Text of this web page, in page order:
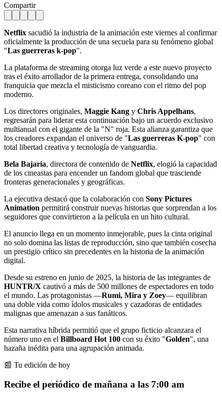
Compartir
Netflix sacudió la industria de la animación este viernes al confirmar
oficialmente la producción de una secuela para su fenómeno global
"Las guerreras k-pop".
La plataforma de streaming otorga luz verde a este nuevo proyecto
tras el éxito arrollador de la primera entrega, consolidando una
franquicia que mezcla el misticismo coreano con el ritmo del pop
moderno.
Los directores originales, Maggie Kang y Chris Appelhans,
regresarán para liderar esta continuación bajo un acuerdo exclusivo
multianual con el gigante de la "N" roja. Esta alianza garantiza que
los creadores expandan el universo de "Las guerreras K-pop" con
total libertad creativa y tecnología de vanguardia.
Bela Bajaria, directora de contenido de Netflix, elogió la capacidad
de los cineastas para encender un fandom global que trasciende
fronteras generacionales y geográficas.
La ejecutiva destacó que la colaboración con Sony Pictures
Animation permitirá construir nuevas historias que sorprendan a los
seguidores que convirtieron a la película en un hito cultural.
El anuncio llega en un momento inmejorable, pues la cinta original
no solo domina las listas de reproducción, sino que también cosecha
un prestigio crítico sin precedentes en la historia de la animación
digital.
Desde su estreno en junio de 2025, la historia de las integrantes de
HUNTR/X cautivó a más de 500 millones de espectadores en todo
el mundo. Las protagonistas —Rumi, Mira y Zoey— equilibran
una doble vida como ídolos musicales y cazadoras de entidades
malignas que amenazan a sus fanáticos.
Esta narrativa híbrida permitió que el grupo ficticio alcanzara el
número uno en el Billboard Hot 100 con su éxito "Golden", una
hazaña inédita para una agrupación animada.
📰 Tu edición de hoy
Recibe el periódico de mañana a las 7:00 am